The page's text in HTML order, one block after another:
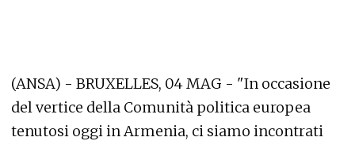
(ANSA) - BRUXELLES, 04 MAG - "In occasione
del vertice della Comunità politica europea
tenutosi oggi in Armenia, ci siamo incontrati